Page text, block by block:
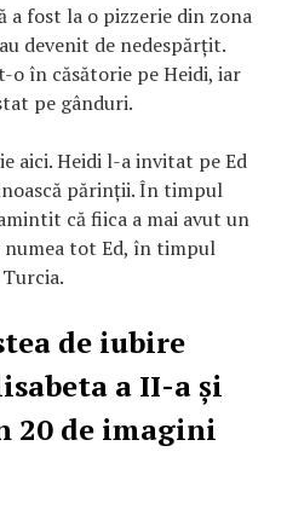
fost la o pizzerie din zona
devenit de nedespărțit.
o în căsătorie pe Heidi, iar
pe gânduri.
aici. Heidi l-a invitat pe Ed
părinții. În timpul
că fiica a mai avut un
numea tot Ed, în timpul
de iubire
a II-a și
de imagini